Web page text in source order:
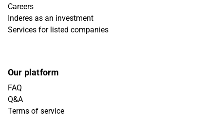
Careers
Inderes as an investment
Services for listed companies
Our platform
FAQ
Q&A
Terms of service